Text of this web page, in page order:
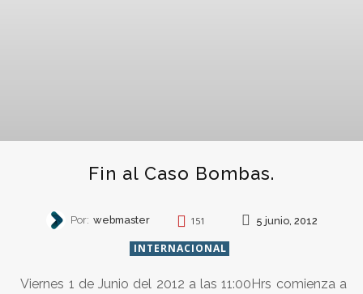
Fin al Caso Bombas.
Por: webmaster 151 5 junio, 2012
INTERNACIONAL
Viernes 1 de Junio del 2012 a las 11:00Hrs comienza a